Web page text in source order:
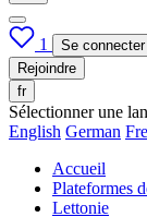
1
Se connecter
Rejoindre
fr
Sélectionner une
English German
Accueil
Plateformes
Lettonie